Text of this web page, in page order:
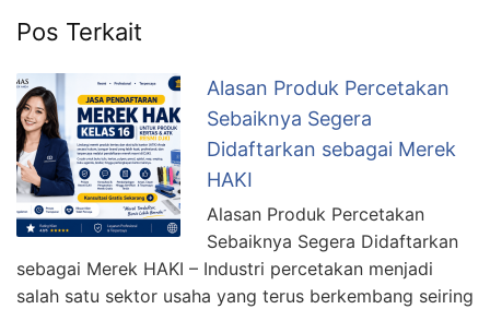
Pos Terkait
Alasan Produk Percetakan
Sebaiknya Segera
Didaftarkan sebagai Merek
HAKI
Alasan Produk Percetakan
Sebaiknya Segera Didaftarkan
sebagai Merek HAKI – Industri percetakan menjadi
salah satu sektor usaha yang terus berkembang seiring